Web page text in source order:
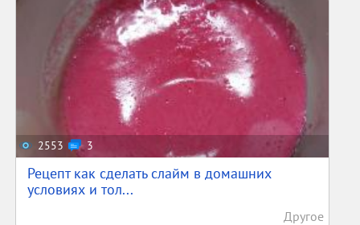
2553 3
Рецепт как сделать слайм в домашних
условиях и тол...
Другое